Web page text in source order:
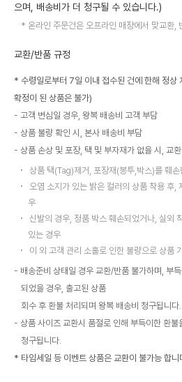
으며, 배송비가 더 청구될 수 있습니다.)
온라인 주문건은 오프라인 매장에서 맞교환,
교환/반품 규정
* 수령일로부터 7일 이내 접수된 건에 한해 정상
확정이 된 상품은 불가)
고객 변심일 경우, 왕복 배송비 고객 부담
상품 불량 확인 시, 본사 배송비 부담
상품 손상 및 포장, 택 및 부자재가 없을 시, 교
상품 택(Tag)제거, 포장재(봉투,박스)를 훼손
오염 소지가 있는 밝은 컬러의 상품 착용 후,
우
신발의 경우, 정품 박스 훼손되었거나, 실외
있는 경우
이 외 고객 관리 소홀로 인한 불량으로 상품
배송준비 상태일 경우 교환/반품 불가하며, 부
되었을 경우, 출고된 상품
회수 후 환불 처리되며 왕복 배송비 청구됩니다.
상품 사이즈 교환시 품절로 인해 부득이한 환
청구됩니다.
* 타임세일 등 이벤트 상품은 교환이 불가능 합니